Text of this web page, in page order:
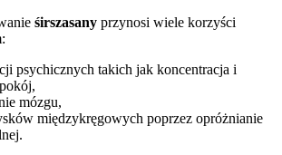
śirszasany przynosi wiele korzyści
psychicznych takich jak koncentracja i
mózgu,
międzykręgowych poprzez opróżnianie